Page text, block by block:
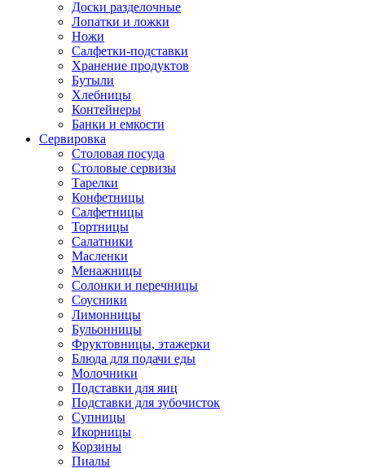
Доски разделочные
Лопатки и ложки
Ножи
Салфетки-подставки
Хранение продуктов
Бутыли
Хлебницы
Контейнеры
Банки и емкости
Сервировка
Столовая посуда
Столовые сервизы
Тарелки
Конфетницы
Салфетницы
Тортницы
Салатники
Масленки
Менажницы
Солонки и перечницы
Соусники
Лимонницы
Бульонницы
Фруктовницы, этажерки
Блюда для подачи еды
Молочники
Подставки для яиц
Подставки для зубочисток
Супницы
Икорницы
Корзины
Пиалы